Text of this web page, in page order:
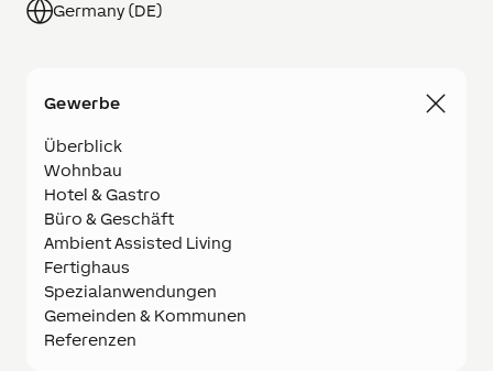
Germany (DE)
Gewerbe
Überblick
Wohnbau
Hotel & Gastro
Büro & Geschäft
Ambient Assisted Living
Fertighaus
Spezialanwendungen
Gemeinden & Kommunen
Referenzen